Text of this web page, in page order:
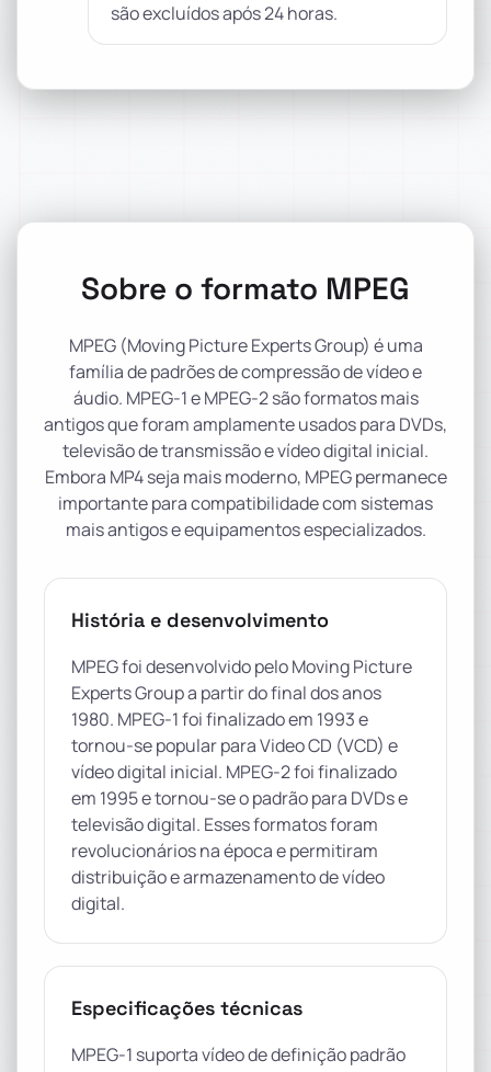
são excluídos após 24 horas.
Sobre o formato MPEG
MPEG (Moving Picture Experts Group) é uma
família de padrões de compressão de vídeo e
áudio. MPEG-1 e MPEG-2 são formatos mais
antigos que foram amplamente usados para DVDs,
televisão de transmissão e vídeo digital inicial.
Embora MP4 seja mais moderno, MPEG permanece
importante para compatibilidade com sistemas
mais antigos e equipamentos especializados.
História e desenvolvimento
MPEG foi desenvolvido pelo Moving Picture
Experts Group a partir do final dos anos
1980. MPEG-1 foi finalizado em 1993 e
tornou-se popular para Video CD (VCD) e
vídeo digital inicial. MPEG-2 foi finalizado
em 1995 e tornou-se o padrão para DVDs e
televisão digital. Esses formatos foram
revolucionários na época e permitiram
distribuição e armazenamento de vídeo
digital.
Especificações técnicas
MPEG-1 suporta vídeo de definição padrão